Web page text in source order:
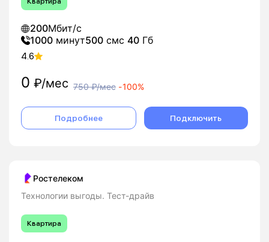
200Мбит/с
1000 минут500 смс 40 Гб
4.6
0 ₽/мес 750₽/мес -100%
Подробнее Подключить
Ростелеком
Технологии выгоды. Тест-драйв
Квартира